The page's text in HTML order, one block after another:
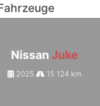
Nissan Juke
2025 15 124 km